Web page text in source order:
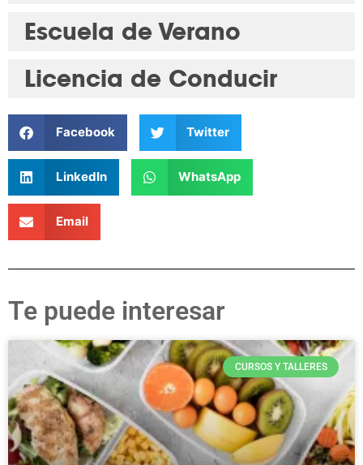
Escuela de Verano
Licencia de Conducir
Facebook Twitter
LinkedIn WhatsApp
Email
Te puede interesar
CURSOS Y TALLERES